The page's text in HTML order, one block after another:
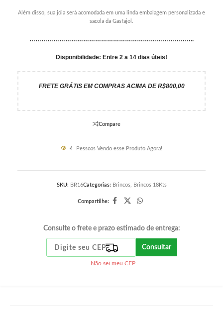
Além disso, sua jóia será acomodada em uma linda embalagem personalizada e
sacola da Gasfajol.
………………………………………………………………………..
Disponibilidade: Entre 2 a 14 dias úteis!
FRETE GRÁTIS EM COMPRAS ACIMA DE R$800,00
Compare
4 Pessoas Vendo esse Produto Agora!
SKU: BR16Categorias: Brincos, Brincos 18Kts
Compartilhe:
Consulte o frete e prazo estimado de entrega:
Consultar
Não sei meu CEP